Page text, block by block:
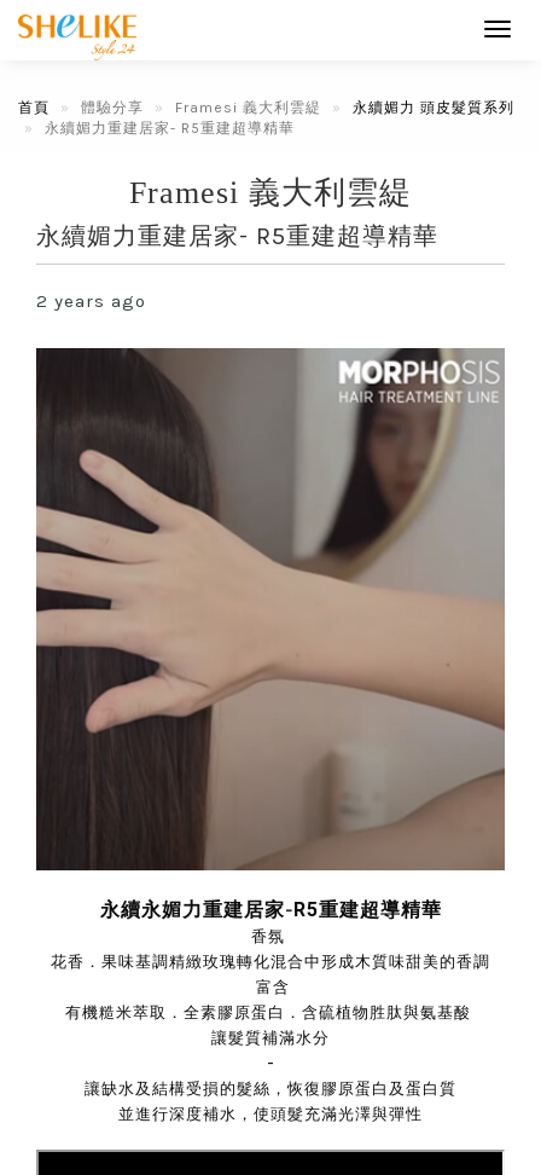
首頁 體驗分享 Framesi 義大利雲緹
永續媚力 頭皮髮質系列
永續媚力重建居家- R5重建超導精華
Framesi 義大利雲緹
永續媚力重建居家- R5重建超導精華
2 years ago
永續永媚力重建居家-R5重建超導精華
香氛
花香．果味基調精緻玫瑰轉化混合中形成木質味甜美的香調
富含
有機糙米萃取．全素膠原蛋白．含硫植物胜肽與氨基酸
讓髮質補滿水分
-
讓缺水及結構受損的髮絲，恢復膠原蛋白及蛋白質
並進行深度補水，使頭髮充滿光澤與彈性